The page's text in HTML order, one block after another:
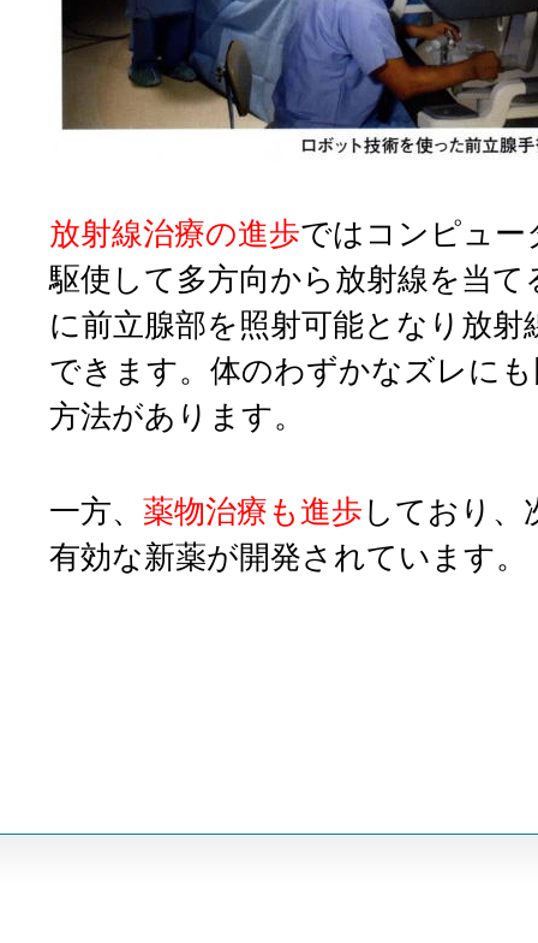
放射線治療の進歩ではコンピュー
駆使して多方向から放射線を当
に前立腺部を照射可能となり放
できます。体のわずかなズレに
方法があります。
一方、薬物治療も進歩 しており、
有効な新薬が開発されています。